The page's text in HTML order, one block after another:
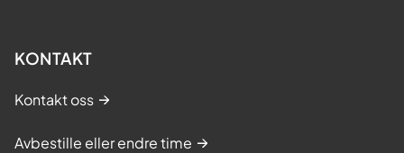
KONTAKT
Kontakt oss
Avbestille eller endre time